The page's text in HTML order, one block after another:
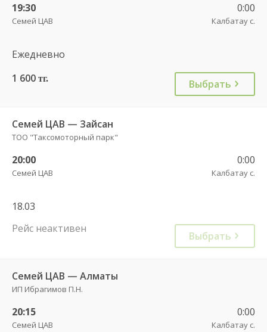
19:30
Семей ЦАВ
0:00
Калбатау с.
Ежедневно
1 600 тг. Выбрать
Семей ЦАВ — Зайсан
ТОО "Таксомоторный парк"
20:00
Семей ЦАВ
0:00
Калбатау с.
18.03
Рейс неактивен
Выбрать
Семей ЦАВ — Алматы
ИП Ибрагимов П.Н.
20:15
Семей ЦАВ
0:00
Калбатау с.